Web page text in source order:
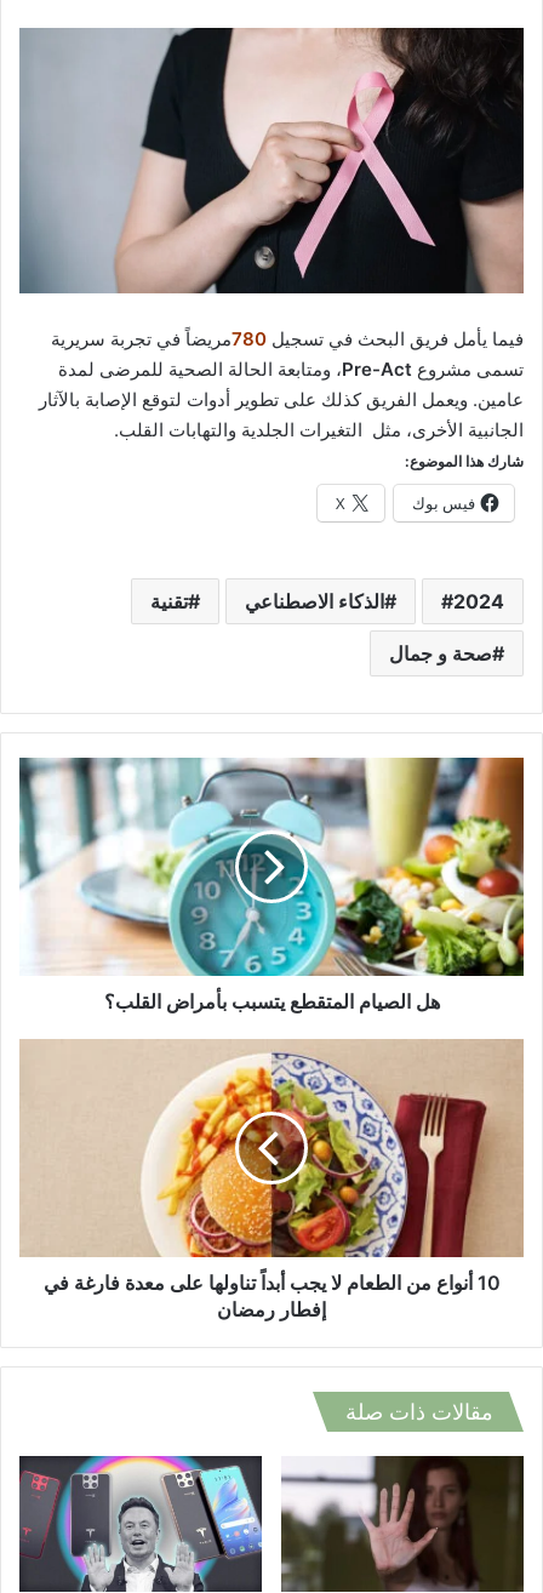
فيما يأمل فريق البحث في تسجيل 780مريضاً في تجربة سريرية
تسمى مشروع Pre-Act، ومتابعة الحالة الصحية للمرضى لمدة
عامين. ويعمل الفريق كذلك على تطوير أدوات لتوقع الإصابة بالآثار
الجانبية الأخرى، مثل التغيرات الجلدية والتهابات القلب.
شارك هذا الموضوع:
فيس بوك X
2024 الذكاء الاصطناعي تقنية
صحة و جمال
هل
المتقطع
يتسبب
بأمراض
القلب؟
هل الصيام المتقطع يتسبب بأمراض القلب؟
الطعام
على
معدة
10 أنواع من الطعام لا يجب أبداً تناولها على معدة فارغة في
إفطار رمضان
مقالات ذات صلة